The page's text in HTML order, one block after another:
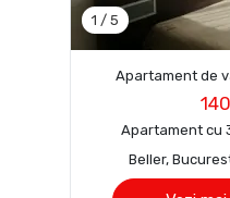
1 / 5
Apartament de
Apartament cu
Beller,